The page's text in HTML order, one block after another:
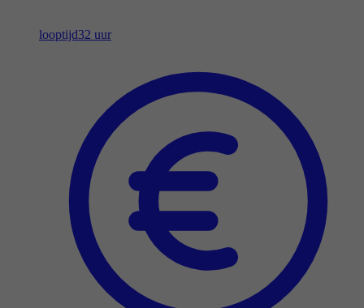
looptijd32 uur